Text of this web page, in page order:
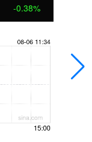
-0.38%